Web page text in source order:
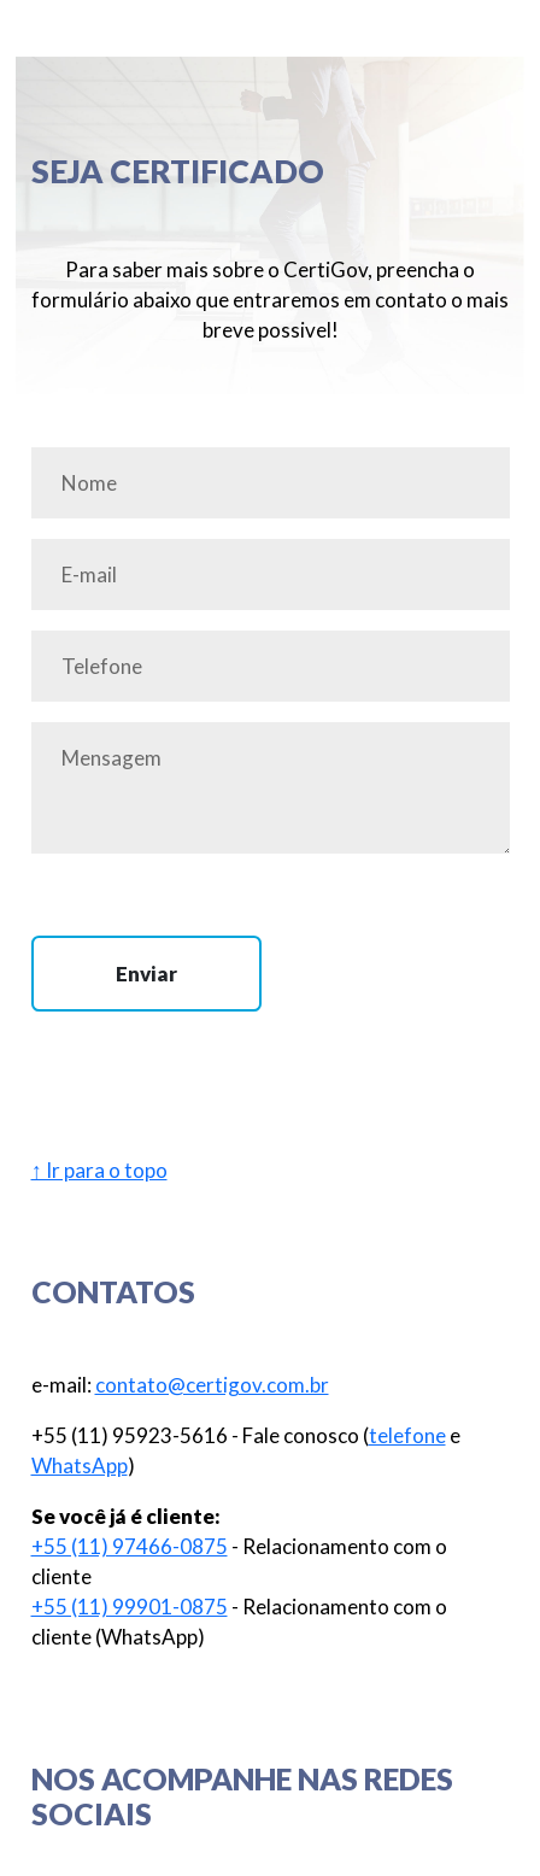
SEJA CERTIFICADO
Para saber mais sobre o CertiGov, preencha o
formulário abaixo que entraremos em contato o mais
breve possivel!
Enviar
↑ Ir para o topo
CONTATOS
e-mail:contato@certigov.com.br
+55 (11) 95923-5616 - Fale conosco (telefonee
WhatsApp)
Se você já é cliente:
+55 (11) 97466-0875 - Relacionamento com o
cliente
+55 (11) 99901-0875 - Relacionamento com o
cliente (WhatsApp)
NOS ACOMPANHE NAS REDES
SOCIAIS